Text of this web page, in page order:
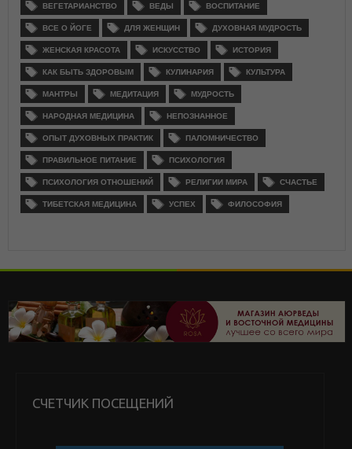
ВЕГЕТАРИАНСТВО ВЕДЫ ВОСПИТАНИЕ
ВСЕ О ЙОГЕ ДЛЯ ЖЕНЩИН ДУХОВНАЯ МУДРОСТЬ
ЖЕНСКАЯ КРАСОТА ИСКУССТВО ИСТОРИЯ
КАК БЫТЬ ЗДОРОВЫМ КУЛИНАРИЯ КУЛЬТУРА
МАНТРЫ МЕДИТАЦИЯ МУДРОСТЬ
НАРОДНАЯ МЕДИЦИНА НЕПОЗНАННОЕ
ОПЫТ ДУХОВНЫХ ПРАКТИК ПАЛОМНИЧЕСТВО
ПРАВИЛЬНОЕ ПИТАНИЕ ПСИХОЛОГИЯ
ПСИХОЛОГИЯ ОТНОШЕНИЙ РЕЛИГИИ МИРА СЧАСТЬЕ
ТИБЕТСКАЯ МЕДИЦИНА УСПЕХ ФИЛОСОФИЯ
СЧЕТЧИК ПОСЕЩЕНИЙ